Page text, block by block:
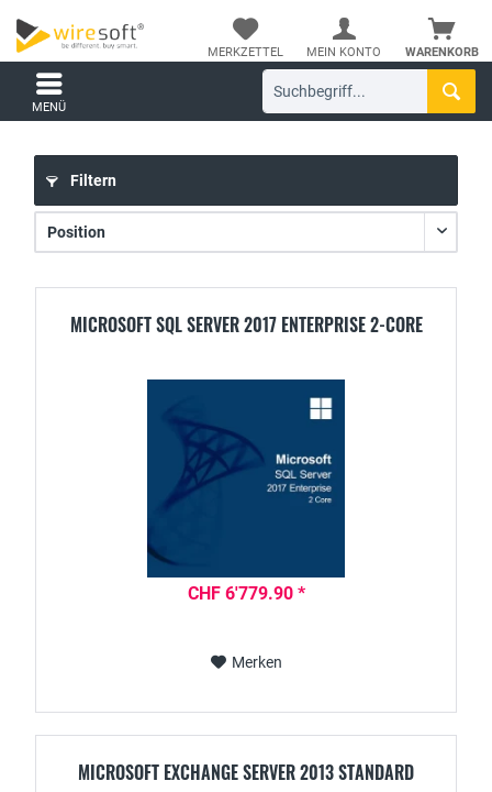
WARENKORB
MERKZETTEL MEIN KONTO
MENÜ
Filtern
MICROSOFT SQL SERVER 2017 ENTERPRISE 2-CORE
CHF 6'779.90 *
Merken
MICROSOFT EXCHANGE SERVER 2013 STANDARD